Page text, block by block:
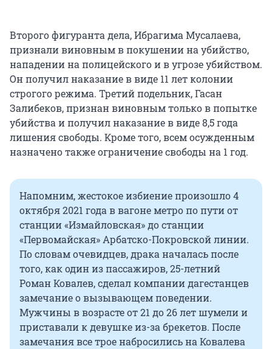
Второго фигуранта дела, Ибрагима Мусалаева,
признали виновным в покушении на убийство,
нападении на полицейского и в угрозе убийством.
Он получил наказание в виде 11 лет колонии
строгого режима. Третий подельник, Гасан
Залибеков, признан виновным только в попытке
убийства и получил наказание в виде 8,5 года
лишения свободы. Кроме того, всем осужденным
назначено также ограничение свободы на 1 год.
Напомним, жестокое избиение произошло 4
октября 2021 года в вагоне метро по пути от
станции «Измайловская» до станции
«Первомайская» Арбатско-Покровской линии.
По словам очевидцев, драка началась после
того, как один из пассажиров, 25-летний
Роман Ковалев, сделал компании дагестанцев
замечание о вызывающем поведении.
Мужчины в возрасте от 21 до 26 лет шумели и
приставали к девушке из-за брекетов. После
замечания все трое набросились на Ковалева